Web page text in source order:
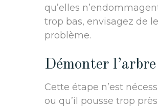
qu’elles
trop bas, envisagez de
problème.
Démonter l’arbre
Cette étape n’est
ou qu’il pousse trop